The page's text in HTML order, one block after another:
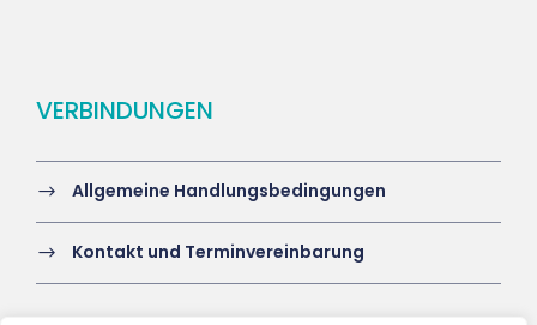
VERBINDUNGEN
Allgemeine Handlungsbedingungen
Kontakt und Terminvereinbarung